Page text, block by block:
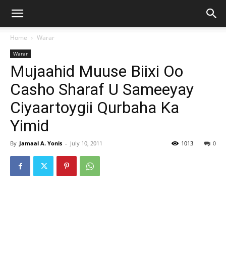
Home Warar
Warar
Mujaahid Muuse Biixi Oo
Casho Sharaf U Sameeyay
Ciyaartoygii Qurbaha Ka
Yimid
By Jamaal A. Yonis - July 10, 2011 0
1013